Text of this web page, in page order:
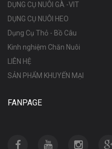
DỤNG CỤ NUÔI GÀ -VIT
DỤNG CỤ NUÔI HEO
Dụng Cụ Thỏ - Bồ Câu
Kinh nghiệm Chăn Nuôi
LIÊN HỆ
SẢN PHẨM KHUYẾN MẠI
FANPAGE